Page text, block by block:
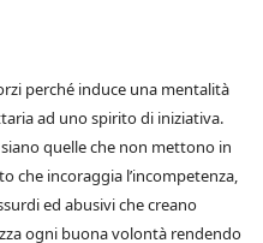
perché induce una mentalità
ad uno spirito di iniziativa.
quelle che non mettono in
che incoraggia l’incompetenza,
ed abusivi che creano
ogni buona volontà rendendo